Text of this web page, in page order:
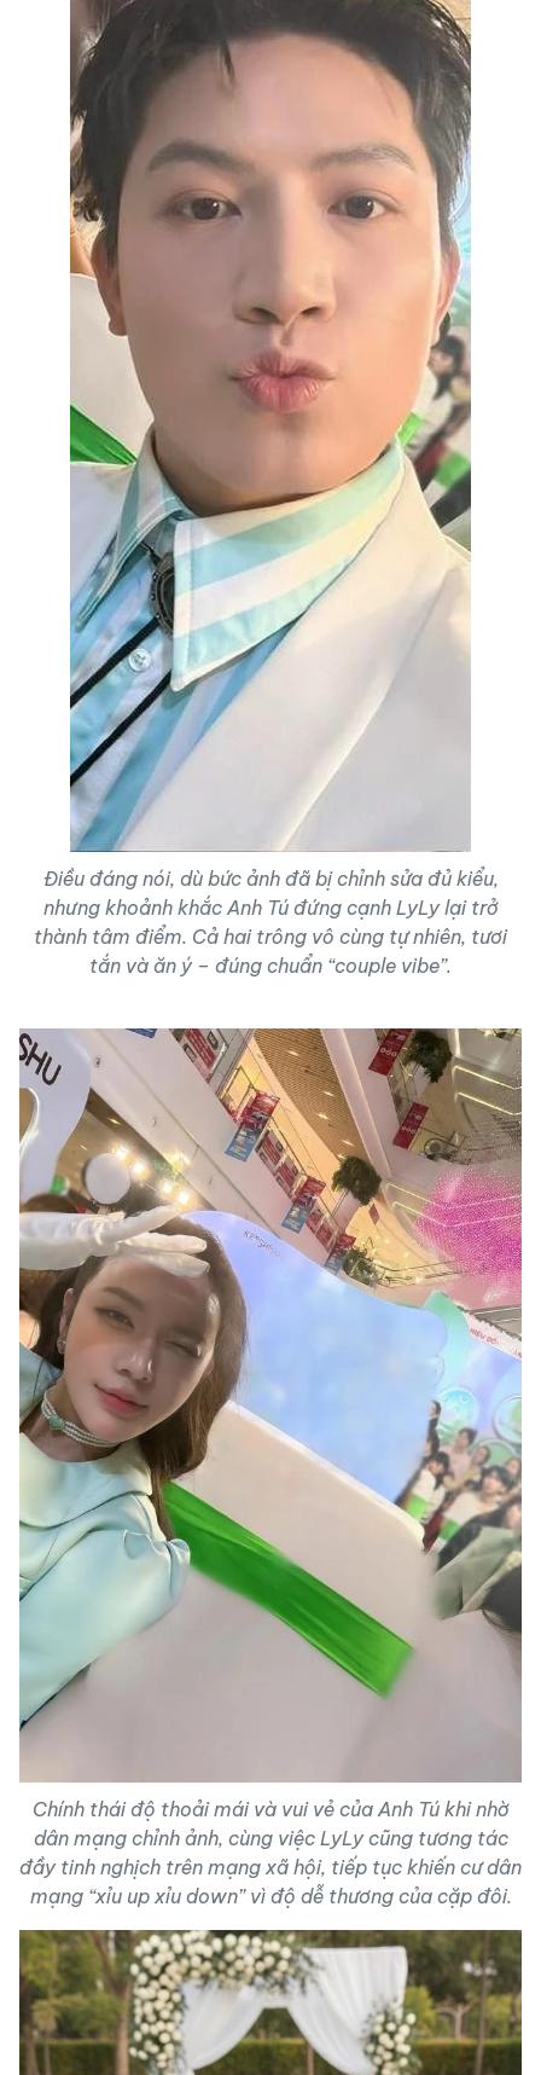
Điều đáng nói, dù bức ảnh đã bị chỉnh sửa đủ kiểu,
nhưng khoảnh khắc Anh Tú đứng cạnh LyLy lại trở
thành tâm điểm. Cả hai trông vô cùng tự nhiên, tươi
tắn và ăn ý – đúng chuẩn “couple vibe”.
Chính thái độ thoải mái và vui vẻ của Anh Tú khi nhờ
dân mạng chỉnh ảnh, cùng việc LyLy cũng tương tác
đầy tinh nghịch trên mạng xã hội, tiếp tục khiến cư dân
mạng “xỉu up xỉu down” vì độ dễ thương của cặp đôi.